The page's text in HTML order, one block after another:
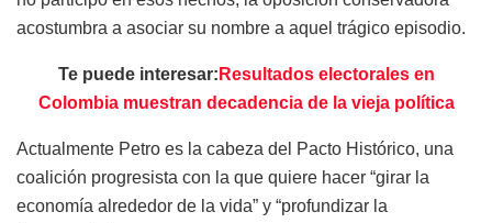
acostumbra a asociar su nombre a aquel trágico episodio.
Te puede interesar: Resultados electorales en
Colombia muestran decadencia de la vieja política
Actualmente Petro es la cabeza del Pacto Histórico, una
coalición progresista con la que quiere hacer “girar la
economía alrededor de la vida” y “profundizar la